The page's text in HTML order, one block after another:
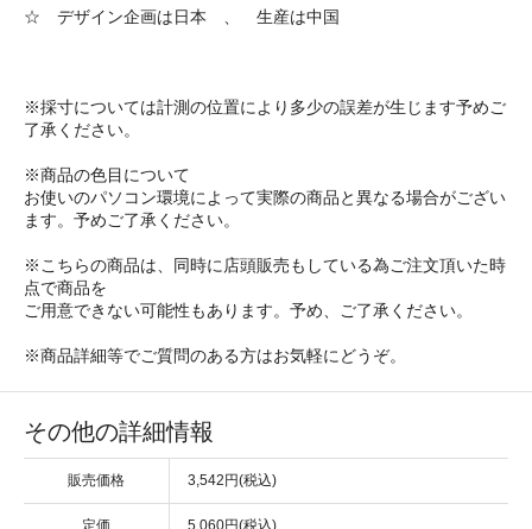
☆ デザイン企画は日本 、 生産は中国
※採寸については計測の位置により多少の誤差が生じます予めご
了承ください。
※商品の色目について
お使いのパソコン環境によって実際の商品と異なる場合がござい
ます。予めご了承ください。
※こちらの商品は、同時に店頭販売もしている為ご注文頂いた時
点で商品を
ご用意できない可能性もあります。予め、ご了承ください。
※商品詳細等でご質問のある方はお気軽にどうぞ。
その他の詳細情報
販売価格 3,542円(税込)
定価 5,060円(税込)